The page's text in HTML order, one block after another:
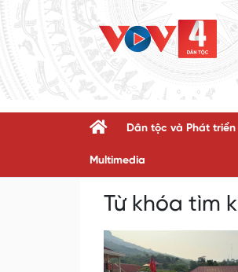
Dân tộc và Phát triển
Multimedia
Từ khóa tìm